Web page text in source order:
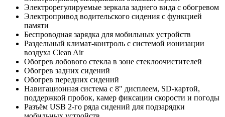
Электрорегулируемые зеркала заднего вида с обогревом
Электропривод водительского сидения с функцией
памяти
Беспроводная зарядка для мобильных устройств
Раздельный климат-контроль с системой ионизации
воздуха Clean Air
Обогрев лобового стекла в зоне стеклоочистителей
Обогрев задних сидений
Обогрев передних сидений
Навигационная система с 8" дисплеем, SD-картой,
поддержкой пробок, камер фиксации скорости и погоды
Разъём USB 2-го ряда сидений для подзарядки